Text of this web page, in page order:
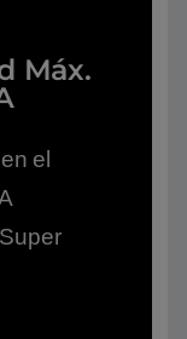
Máx.
el